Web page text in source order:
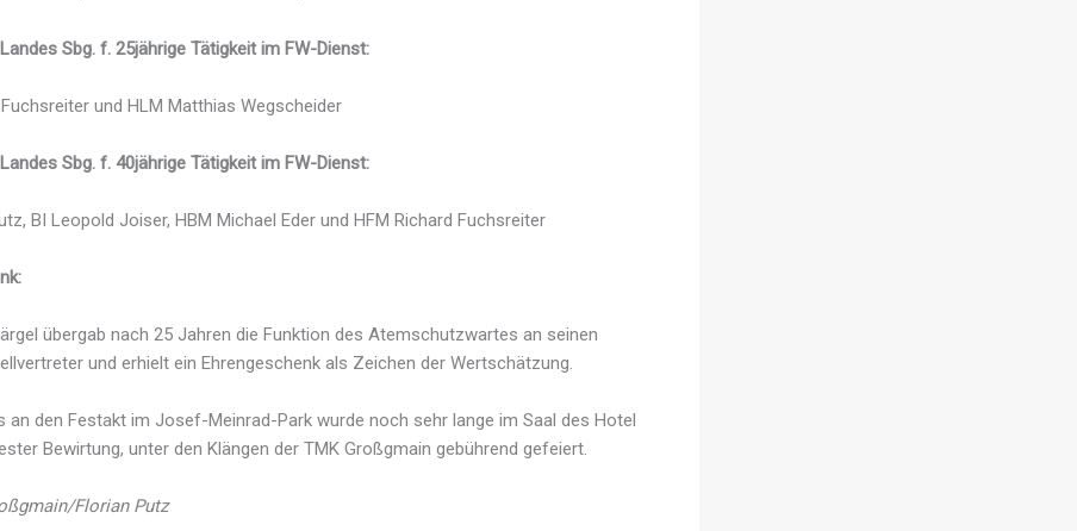
Sbg. f. 25jährige Tätigkeit im FW-Dienst:
und HLM Matthias Wegscheider
Sbg. f. 40jährige Tätigkeit im FW-Dienst:
BI Leopold Joiser, HBM Michael Eder und HFM Richard Fuchsreiter
übergab nach 25 Jahren die Funktion des Atemschutzwartes an seinen
und erhielt ein Ehrengeschenk als Zeichen der Wertschätzung.
an den Festakt im Josef-Meinrad-Park wurde noch sehr lange im Saal des Hotel
Bewirtung, unter den Klängen der TMK Großgmain gebührend gefeiert.
Florian Putz